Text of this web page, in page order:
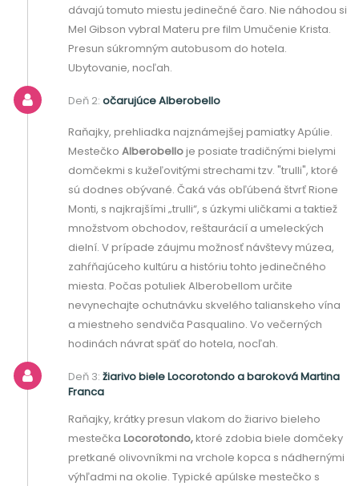
dávajú tomuto miestu jedinečné čaro. Nie náhodou si
Mel Gibson vybral Materu pre film Umučenie Krista.
Presun súkromným autobusom do hotela.
Ubytovanie, nocľah.
Deň 2: očarujúce Alberobello
Raňajky, prehliadka najznámejšej pamiatky Apúlie.
Mestečko Alberobelloje posiate tradičnými bielymi
domčekmi s kužeľovitými strechami tzv. "trulli", ktoré
sú dodnes obývané. Čaká vás obľúbená štvrť Rione
Monti, s najkrajšími „trulli“, s úzkymi uličkami a taktiež
množstvom obchodov, reštaurácií a umeleckých
dielní. V prípade záujmu možnosť návštevy múzea,
zahŕňajúceho kultúru a históriu tohto jedinečného
miesta. Počas potuliek Alberobellom určite
nevynechajte ochutnávku skvelého talianskeho vína
a miestneho sendviča Pasqualino. Vo večerných
hodinách návrat späť do hotela, nocľah.
Deň 3: žiarivo biele Locorotondo a baroková Martina
Franca
Raňajky, krátky presun vlakom do žiarivo bieleho
mestečka Locorotondo,ktoré zdobia biele domčeky
pretkané olivovníkmi na vrchole kopca s nádhernými
výhľadmi na okolie. Typické apúlske mestečko s